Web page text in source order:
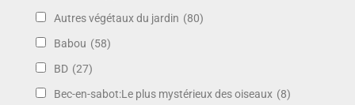
Autres végétaux du jardin (80)
Babou (58)
BD (27)
Bec-en-sabot:Le plus mystérieux des oiseaux (8)